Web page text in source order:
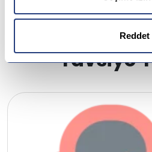
Reddet
Letonya
Gürcistan
Danimarka
Tavsiye